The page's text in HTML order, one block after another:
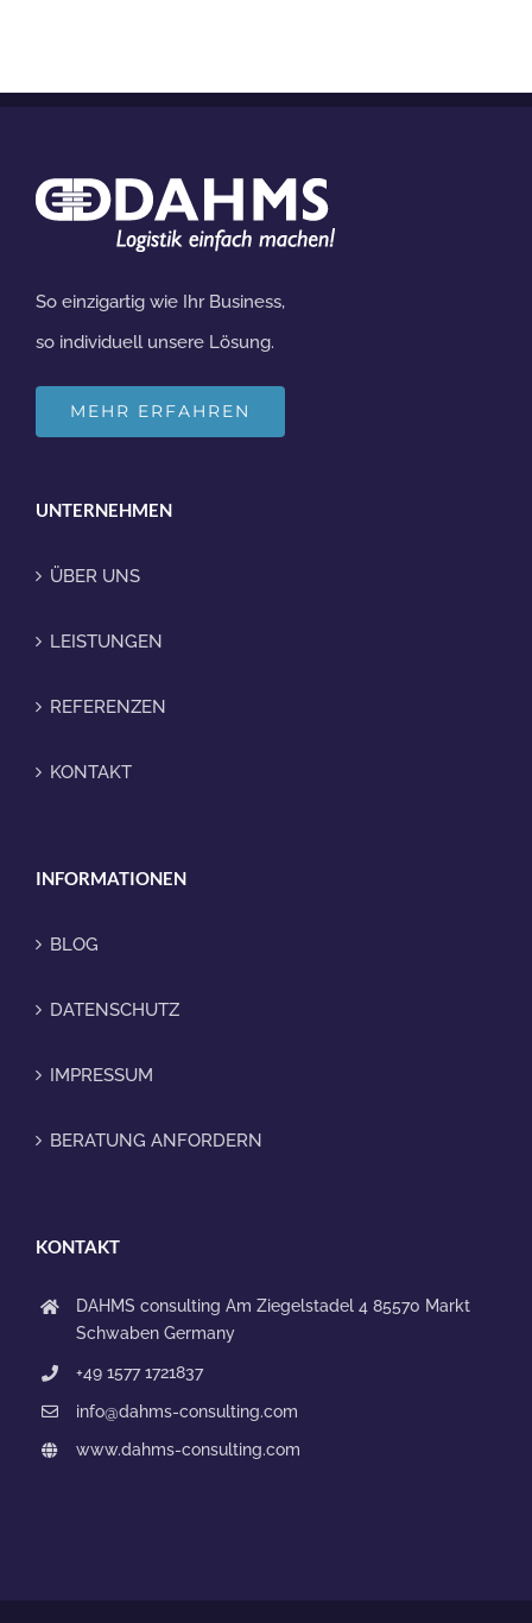
So einzigartig wie Ihr Business,
so individuell unsere Lösung.
MEHR ERFAHREN
UNTERNEHMEN
ÜBER UNS
LEISTUNGEN
REFERENZEN
KONTAKT
INFORMATIONEN
BLOG
DATENSCHUTZ
IMPRESSUM
BERATUNG ANFORDERN
KONTAKT
DAHMS consulting Am Ziegelstadel 4 85570 Markt
Schwaben Germany
+49 1577 1721837
info@dahms-consulting.com
www.dahms-consulting.com